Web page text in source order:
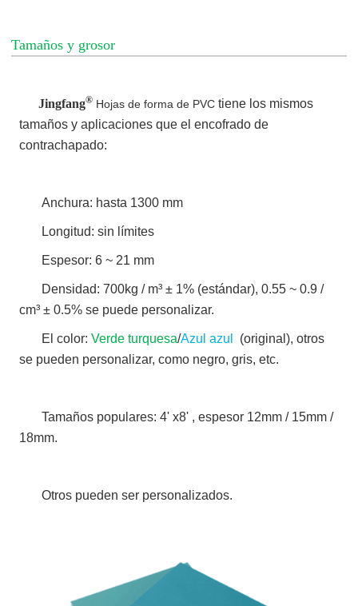
Tamaños y grosor
Jingfang® Hojas de forma de PVC tiene los mismos
tamaños y aplicaciones que el encofrado de
contrachapado:
Anchura: hasta 1300 mm
Longitud: sin límites
Espesor: 6 ~ 21 mm
Densidad: 700kg / m³ ± 1% (estándar), 0.55 ~ 0.9 /
cm³ ± 0.5% se puede personalizar.
El color:Verde turquesa/Azul azul
(original), otros
se pueden personalizar, como negro, gris, etc.
Tamaños populares: 4' x8' , espesor 12mm / 15mm /
18mm.
Otros pueden ser personalizados.